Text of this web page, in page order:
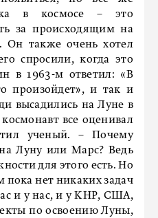
в космосе – это
за происходящим на
Он также очень хотел
спросили, когда это
в 1963-м ответил: «В
произойдет», и так и
высадились на Луне в
все оценивал
ученый. – Почему
Луну или Марс? Ведь
для этого есть. Но
пока нет никаких задач
и у нас, и у КНР, США,
по освоению Луны,